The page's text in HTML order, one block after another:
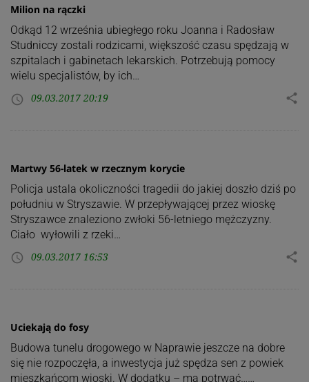
Milion na rączki
Odkąd 12 września ubiegłego roku Joanna i Radosław
Studniccy zostali rodzicami, większość czasu spędzają w
szpitalach i gabinetach lekarskich. Potrzebują pomocy
wielu specjalistów, by ich…
access_time 09.03.2017 20:19 share
Martwy 56-latek w rzecznym korycie
Policja ustala okoliczności tragedii do jakiej doszło dziś po
południu w Stryszawie. W przepływającej przez wioskę
Stryszawce znaleziono zwłoki 56-letniego mężczyzny.
Ciało wyłowili z rzeki…
access_time 09.03.2017 16:53 share
Uciekają do fosy
Budowa tunelu drogowego w Naprawie jeszcze na dobre
się nie rozpoczęła, a inwestycja już spędza sen z powiek
mieszkańcom wioski. W dodatku – ma potrwać……